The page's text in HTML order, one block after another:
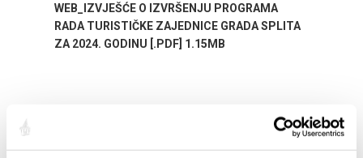
WEB_IZVJEŠĆE O IZVRŠENJU PROGRAMA
RADA TURISTIČKE ZAJEDNICE GRADA SPLITA
ZA 2024. GODINU [.PDF] 1.15MB